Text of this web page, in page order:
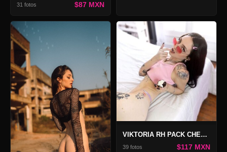
31 fotos $87 MXN
VIKTORIA RH PACK CHERRY BABY
39 fotos $117 MXN